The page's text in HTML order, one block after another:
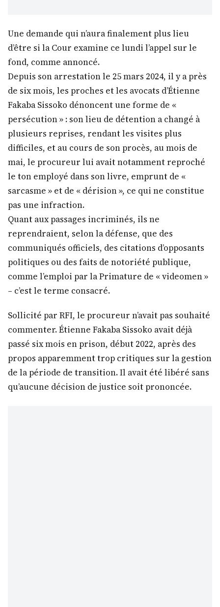
Une demande qui n’aura finalement plus lieu
d’être si la Cour examine ce lundi l’appel sur le
fond, comme annoncé.
Depuis son arrestation le 25 mars 2024, il y a près
de six mois, les proches et les avocats d’Étienne
Fakaba Sissoko dénoncent une forme de «
persécution » : son lieu de détention a changé à
plusieurs reprises, rendant les visites plus
difficiles, et au cours de son procès, au mois de
mai, le procureur lui avait notamment reproché
le ton employé dans son livre, emprunt de «
sarcasme » et de « dérision », ce qui ne constitue
pas une infraction.
Quant aux passages incriminés, ils ne
reprendraient, selon la défense, que des
communiqués officiels, des citations d’opposants
politiques ou des faits de notoriété publique,
comme l’emploi par la Primature de « videomen »
– c’est le terme consacré.
Sollicité par RFI, le procureur n’avait pas souhaité
commenter. Étienne Fakaba Sissoko avait déjà
passé six mois en prison, début 2022, après des
propos apparemment trop critiques sur la gestion
de la période de transition. Il avait été libéré sans
qu’aucune décision de justice soit prononcée.